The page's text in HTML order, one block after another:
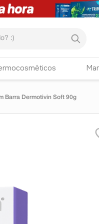
Barra Dermotivin Soft 90g